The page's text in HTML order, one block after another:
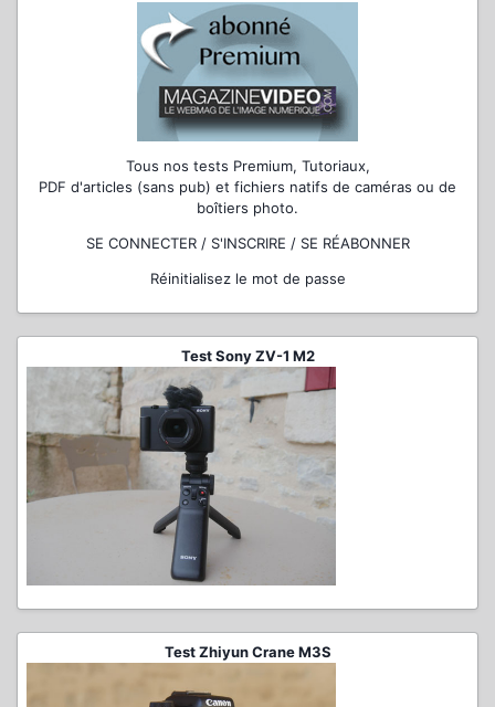
Tous nos tests Premium, Tutoriaux,
PDF d'articles (sans pub) et fichiers natifs de caméras ou de
boîtiers photo.
SE CONNECTER / S'INSCRIRE / SE RÉABONNER
Réinitialisez le mot de passe
Test Sony ZV-1 M2
Test Zhiyun Crane M3S